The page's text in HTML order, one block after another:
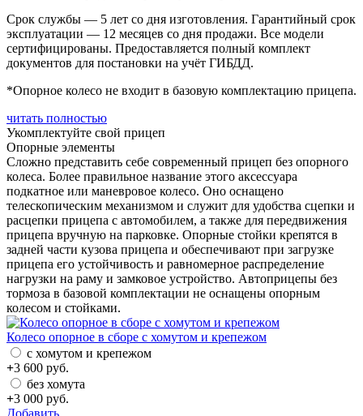
Срок службы — 5 лет со дня изготовления. Гарантийный срок
эксплуатации — 12 месяцев со дня продажи. Все модели
сертифицированы. Предоставляется полный комплект
документов для постановки на учёт ГИБДД.
*Опорное колесо не входит в базовую комплектацию прицепа.
читать полностью
Укомплектуйте свой прицеп
Опорные элементы
Сложно представить себе современный прицеп без опорного
колеса. Более правильное название этого аксессуара
подкатное или маневровое колесо. Оно оснащено
телескопическим механизмом и служит для удобства сцепки и
расцепки прицепа с автомобилем, а также для передвижения
прицепа вручную на парковке. Опорные стойки крепятся в
задней части кузова прицепа и обеспечивают при загрузке
прицепа его устойчивость и равномерное распределение
нагрузки на раму и замковое устройство. Автоприцепы без
тормоза в базовой комплектации не оснащены опорным
колесом и стойками.
Колесо опорное в сборе с хомутом и крепежом
с хомутом и крепежом
+3 600 руб.
без хомута
+3 000 руб.